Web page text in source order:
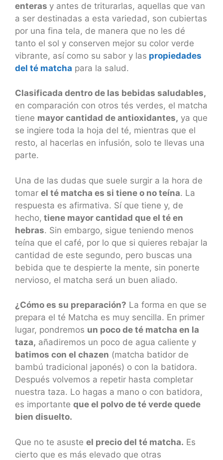
enteras y antes de triturarlas, aquellas que van
a ser destinadas a esta variedad, son cubiertas
por una fina tela, de manera que no les dé
tanto el sol y conserven mejor su color verde
vibrante, así como su sabor y las propiedades
del té matcha para la salud.
Clasificada dentro de las bebidas saludables,
en comparación con otros tés verdes, el matcha
tiene mayor cantidad de antioxidantes, ya que
se ingiere toda la hoja del té, mientras que el
resto, al hacerlas en infusión, solo te llevas una
parte.
Una de las dudas que suele surgir a la hora de
tomar el té matcha es si tiene o no teína. La
respuesta es afirmativa. Sí que tiene y, de
hecho, tiene mayor cantidad que el té en
hebras. Sin embargo, sigue teniendo menos
teína que el café, por lo que si quieres rebajar la
cantidad de este segundo, pero buscas una
bebida que te despierte la mente, sin ponerte
nervioso, el matcha será un buen aliado.
¿Cómo es su preparación? La forma en que se
prepara el té Matcha es muy sencilla. En primer
lugar, pondremos un poco de té matcha en la
taza, añadiremos un poco de agua caliente y
batimos con el chazen (matcha batidor de
bambú tradicional japonés) o con la batidora.
Después volvemos a repetir hasta completar
nuestra taza. Lo hagas a mano o con batidora,
es importante que el polvo de té verde quede
bien disuelto.
Que no te asuste el precio del té matcha. Es
cierto que es más elevado que otras